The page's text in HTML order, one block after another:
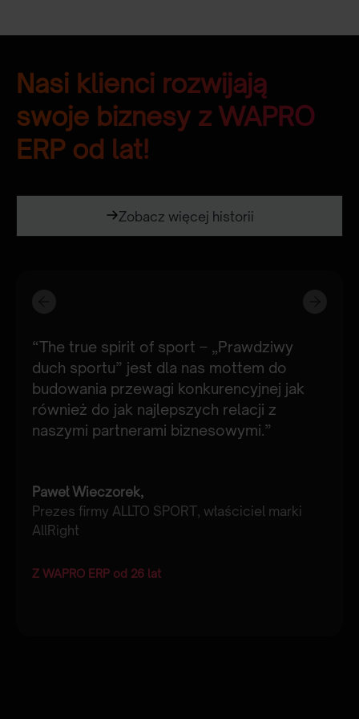
Nasi klienci rozwijają
swoje biznesy z WAPRO
ERP od lat!
Zobacz więcej historii
“The true spirit of sport – „Prawdziwy
duch sportu” jest dla nas mottem do
budowania przewagi konkurencyjnej jak
również do jak najlepszych relacji z
naszymi partnerami biznesowymi.”
Paweł Wieczorek,
Prezes firmy ALLTO SPORT, właściciel marki
AllRight
Z WAPRO ERP od 26 lat
“Od pierwszego dnia staraj się planować
działania i procesy w swojej firmie tak,
jakby za chwilę miała stać się dużym
przedsiębiorstwem. Idąc na skróty, nie
tworząc procesów i obiegu dokumentów,
Krzysztof Romaniuk,